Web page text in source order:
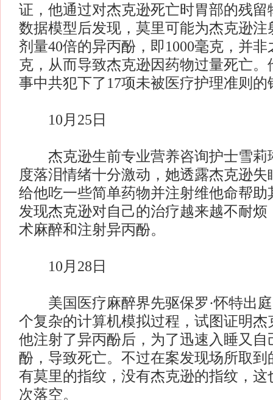
证，他通过对杰克逊死亡时胃部的残留
数据模型后发现，莫里可能为杰克逊注
剂量40倍的异丙酚，即1000毫克，并
克，从而导致杰克逊因药物过量死亡。
事中共犯下了17项未被医疗护理准则
10月25日
杰克逊生前专业营养咨询护士雪莉
度落泪情绪十分激动，她透露杰克逊
给他吃一些简单药物并注射维他命帮助
发现杰克逊对自己的治疗越来越不耐烦
术麻醉和注射异丙酚。
10月28日
美国医疗麻醉界先驱保罗·怀特出庭
个复杂的计算机模拟过程，试图证明杰
他注射了异丙酚后，为了迅速入睡又自
酚，导致死亡。不过在案发现场所取到
有莫里的指纹，没有杰克逊的指纹，这
次落空。